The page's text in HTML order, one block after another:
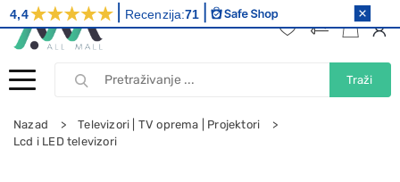
Traži
Nazad
Televizori | TV oprema | Projektori
Lcd i LED televizori
4,4 Recenzija:71